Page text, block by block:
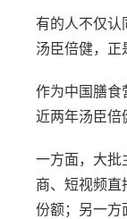
有的人不仅认
汤臣倍健，正
作为中国膳食
近两年汤臣倍
一方面，大批
商、短视频直
份额；另一方